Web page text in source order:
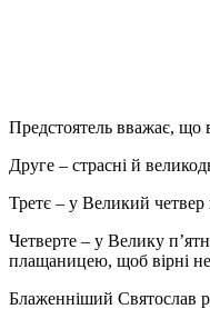
Предстоятель вважає, що
Друге – страсні й
Третє – у Великий четвер
Четверте – у Велику
плащаницею, щоб вірні не
Блаженніший Святослав